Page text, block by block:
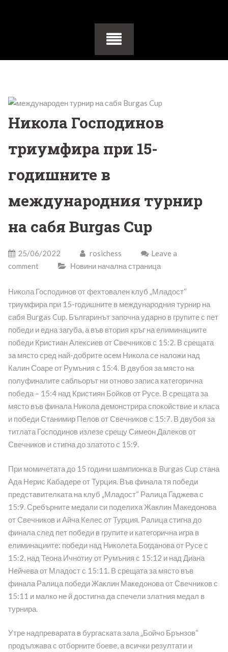
Никола Господинов
триумфира при 15-
годишните в
международния турнир
на сабя Burgas Cup
25/06/2022 rosichess
Leave a
comment
Новини начална страница
Никола Господинов от фехтовален клуб „Младост“
триумфира при 15-годишните в международния турнир на
сабя Burgas Cup. Българинът започна ударно в групите с пет
победи и една загуба, а във втория кръг на елиминациите
победи Кристиан Алексиев от Свечников с 15:2. В срещата
за място сред най-добрите осем Никола се наложи над
Калин Соаре от Румъния с 15:4. В двубоя за място на
полуфиналите сабльорът ни отново записа категорична
победа – 15:4 над Кристиян Бойков от Русе. В срещата за
място във финала Никола демонстрира спокойствие и класа
и победи Станимир Пелов от Свечников с 15:7. В двубоя за
титлата Господинов излезе срещу Симеон Далеков от
Свечников и стигна до златото с 15:9.
При момичетата до 15 години шампионка в Burgas Cup стана
Ада Нерис Кабадере от Турция. Във финала тя победи
представителката на клуб „Младост“ Ралица Гаджева с
15:9. Сребърните медали си поделиха Жаклин Македонова
от Свечников и Айча Келес от Турция. Ралица стигна до
финала след пет победи в групите и категорична игра в
елиминациите: победи над Николета Богданова от Русе с
15:2, над Теона Ичнотиу от Румъния с 15:12 и над Диана
Нейчева от Младост с 15:11. В срещата за място във
финала Ралица победи Жаклин Македонова от Свечников с
15:11 и малко не й достигна да спечели златния медал в
турнира.
Утре надпреварата в бургаската зала „Бойчо Брънзов“
продължава с отборните боеве, а всички резултати и